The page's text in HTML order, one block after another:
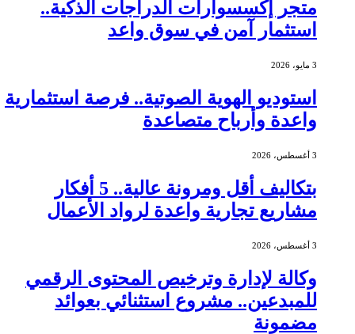
متجر إكسسوارات الدراجات الذكية..
استثمار آمن في سوق واعد
3 مايو، 2026
استوديو الهوية الصوتية.. فرصة استثمارية
واعدة وأرباح متصاعدة
3 أغسطس، 2026
بتكاليف أقل ومرونة عالية.. 5 أفكار
مشاريع تجارية واعدة لرواد الأعمال
3 أغسطس، 2026
وكالة لإدارة وترخيص المحتوى الرقمي
للمبدعين.. مشروع استثنائي بعوائد
مضمونة